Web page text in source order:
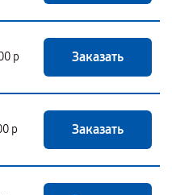
р Заказать
р Заказать